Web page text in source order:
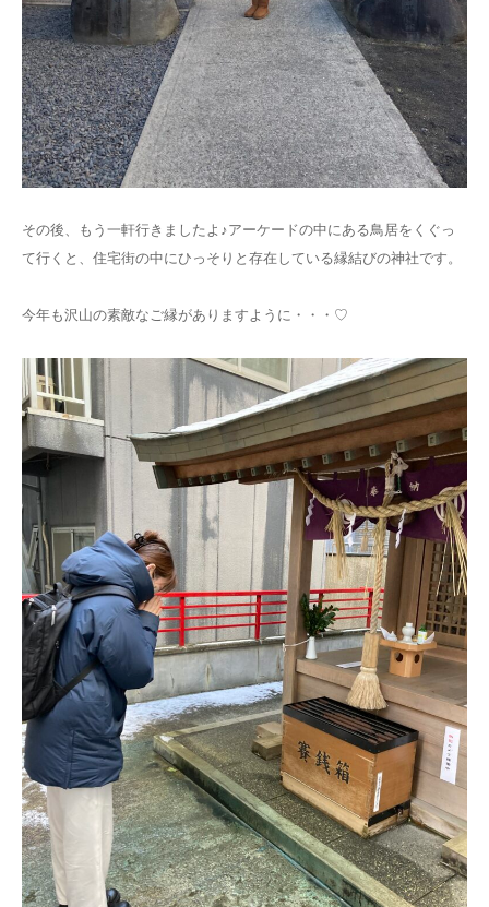
その後、もう一軒行きましたよ♪アーケードの中にある鳥居をくぐっ
て行くと、住宅街の中にひっそりと存在している縁結びの神社です。
今年も沢山の素敵なご縁がありますように・・・♡